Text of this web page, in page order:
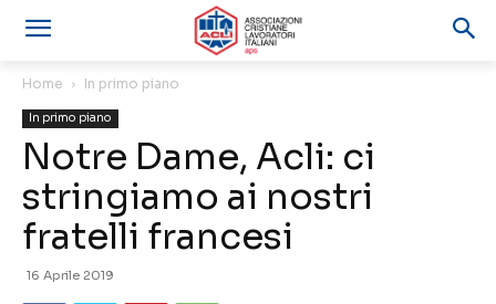
Home In primo piano
In primo piano
Notre Dame, Acli: ci
stringiamo ai nostri
fratelli francesi
16 Aprile 2019